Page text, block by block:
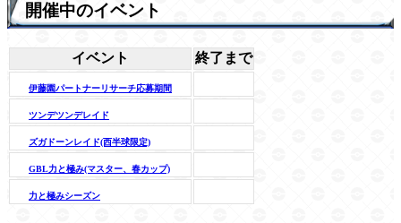
開催中のイベント
イベント 終了まで
伊藤園パートナーリサーチ応募期間
ツンデツンデレイド
ズガドーンレイド(西半球限定)
GBL力と極み(マスター、春カップ)
力と極みシーズン